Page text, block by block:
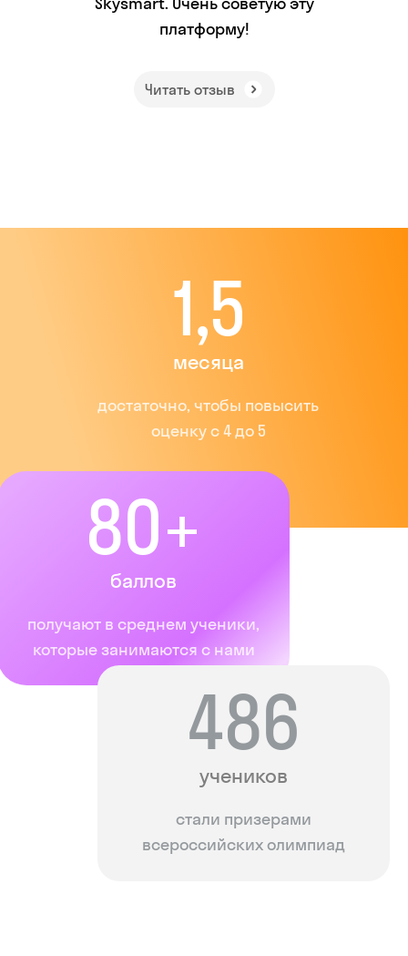
платформу!
Читать отзыв
1,5
месяца
достаточно, чтобы повысить
оценку с 4 до 5
80+
баллов
получают в среднем ученики,
которые занимаются с нами
486
учеников
стали призерами
всероссийских олимпиад